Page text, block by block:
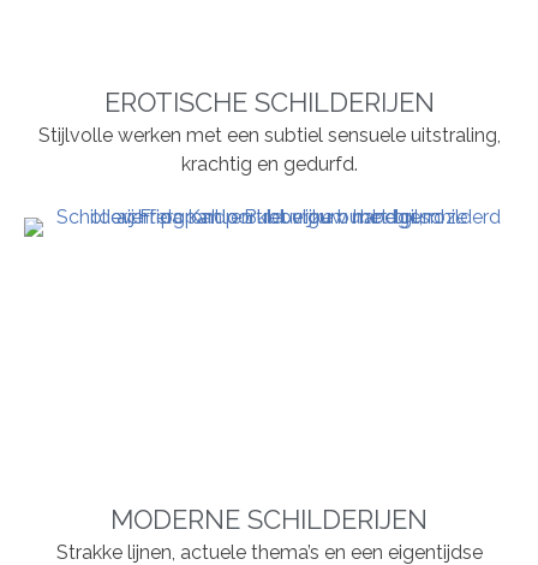
EROTISCHE SCHILDERIJEN
Stijlvolle werken met een subtiel sensuele uitstraling,
krachtig en gedurfd.
MODERNE SCHILDERIJEN
Strakke lijnen, actuele thema’s en een eigentijdse